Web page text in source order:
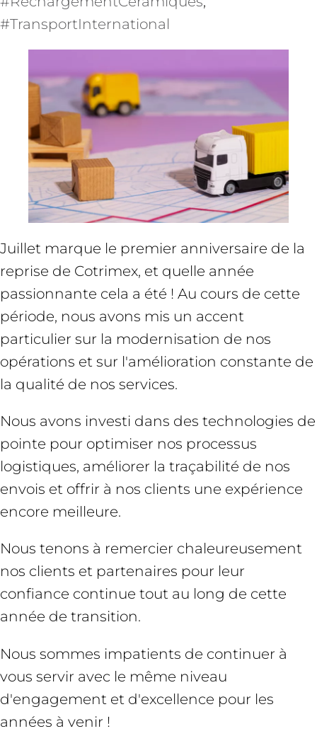
#TransportInternational
Juillet marque le premier anniversaire de la
reprise de Cotrimex, et quelle année
passionnante cela a été ! Au cours de cette
période, nous avons mis un accent
particulier sur la modernisation de nos
opérations et sur l'amélioration constante de
la qualité de nos services.
Nous avons investi dans des technologies de
pointe pour optimiser nos processus
logistiques, améliorer la traçabilité de nos
envois et offrir à nos clients une expérience
encore meilleure.
Nous tenons à remercier chaleureusement
nos clients et partenaires pour leur
confiance continue tout au long de cette
année de transition.
Nous sommes impatients de continuer à
vous servir avec le même niveau
d'engagement et d'excellence pour les
années à venir !